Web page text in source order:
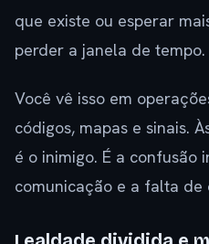
que existe ou esperar
perder a janela de tempo.
Você vê isso em
códigos, mapas e sinais.
é o inimigo. É a confusão
comunicação e a falta de